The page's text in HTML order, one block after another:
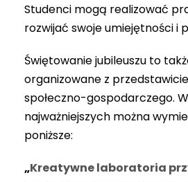
Studenci mogą realizować
rozwijać swoje umiejętności i
Świętowanie jubileuszu to
organizowane z
społeczno-gospodarczego.
najważniejszych można
poniższe:
„Kreatywne laboratoria